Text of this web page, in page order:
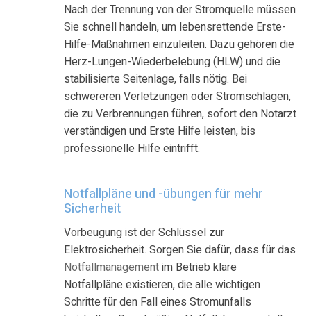
Nach der Trennung von der Stromquelle müssen
Sie schnell handeln, um lebensrettende Erste-
Hilfe-Maßnahmen einzuleiten. Dazu gehören die
Herz-Lungen-Wiederbelebung (HLW) und die
stabilisierte Seitenlage, falls nötig. Bei
schwereren Verletzungen oder Stromschlägen,
die zu Verbrennungen führen, sofort den Notarzt
verständigen und Erste Hilfe leisten, bis
professionelle Hilfe eintrifft.
Notfallpläne und -übungen für mehr
Sicherheit
Vorbeugung ist der Schlüssel zur
Elektrosicherheit. Sorgen Sie dafür, dass für das
Notfallmanagementim Betrieb klare
Notfallpläne existieren, die alle wichtigen
Schritte für den Fall eines Stromunfalls